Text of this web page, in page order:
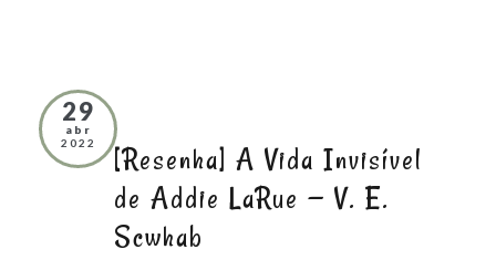
29
abr
2022
[Resenha] A Vida Invisível
de Addie LaRue — V. E.
Scwhab